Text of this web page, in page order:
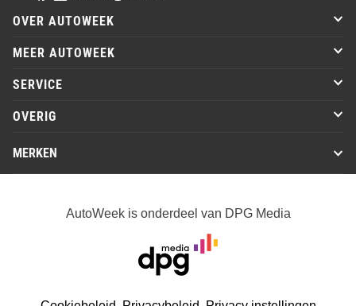
OVER AUTOWEEK
MEER AUTOWEEK
SERVICE
OVERIG
MERKEN
AutoWeek is onderdeel van DPG Media